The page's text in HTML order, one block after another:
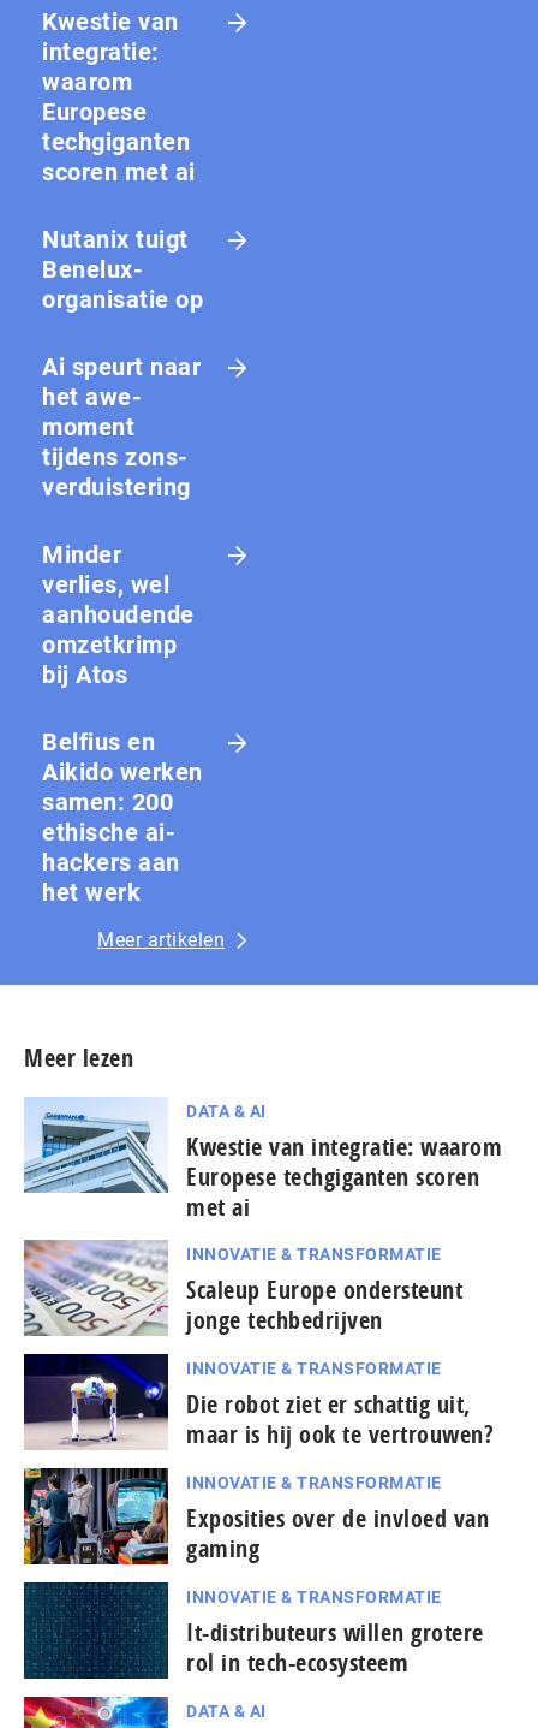
Kwestie van
integratie:
waarom
Europese
techgiganten
scoren met ai
Nutanix tuigt
Benelux-
organisatie op
Ai speurt naar
het awe-
moment
tijdens zons­
ver­duis­te­ring
Minder
verlies, wel
aanhoudende
omzetkrimp
bij Atos
Belfius en
Aikido werken
samen: 200
ethische ai-
hackers aan
het werk
Meer artikelen
Meer lezen
DATA & AI
Kwestie van integratie: waarom
Europese techgiganten scoren
met ai
INNOVATIE & TRANSFORMATIE
Scaleup Europe ondersteunt
jonge techbedrijven
INNOVATIE & TRANSFORMATIE
Die robot ziet er schattig uit,
maar is hij ook te vertrouwen?
INNOVATIE & TRANSFORMATIE
Exposities over de invloed van
gaming
INNOVATIE & TRANSFORMATIE
It-dis­tri­bu­teurs willen grotere
rol in tech-ecosysteem
DATA & AI